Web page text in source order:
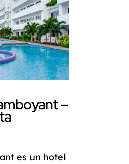
–
es un hotel